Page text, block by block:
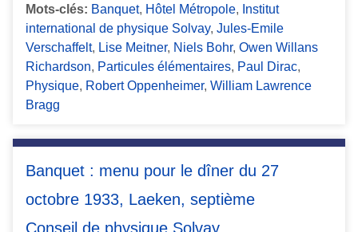
Mots-clés: Banquet, Hôtel Métropole, Institut
international de physique Solvay, Jules-Emile
Verschaffelt, Lise Meitner, Niels Bohr, Owen Willans
Richardson, Particules élémentaires, Paul Dirac,
Physique, Robert Oppenheimer, William Lawrence
Bragg
Banquet : menu pour le dîner du 27
octobre 1933, Laeken, septième
Conseil de physique Solvay